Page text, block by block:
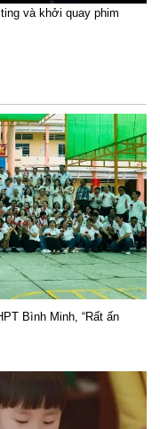
và khởi quay phim
Bình Minh, “Rất ấn